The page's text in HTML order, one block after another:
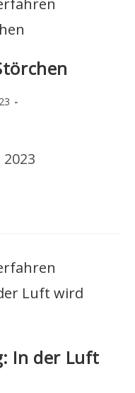
In der Luft